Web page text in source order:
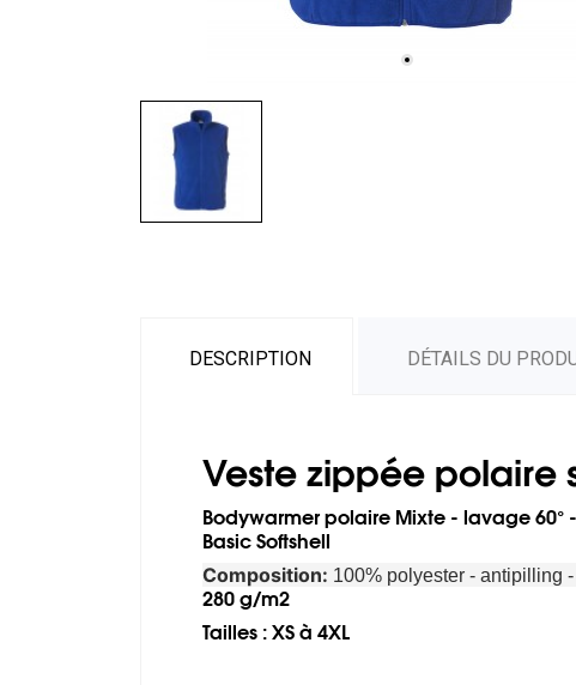
DESCRIPTION DÉTAILS DU
Veste zippée polaire
Bodywarmer polaire Mixte - lavage 60°
Basic Softshell
Composition: 100% polyester - antipilling
280 g/m2
Tailles : XS à 4XL